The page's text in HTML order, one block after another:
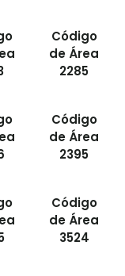
Código
de Área
2285
Código
de Área
2395
Código
de Área
3524